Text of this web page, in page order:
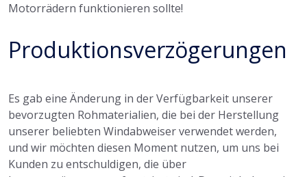
Motorrädern funktionieren sollte!
Produktionsverzögerungen
Es gab eine Änderung in der Verfügbarkeit unserer
bevorzugten Rohmaterialien, die bei der Herstellung
unserer beliebten Windabweiser verwendet werden,
und wir möchten diesen Moment nutzen, um uns bei
Kunden zu entschuldigen, die über